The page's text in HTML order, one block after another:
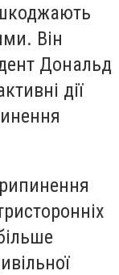
Він
Дональд
дії